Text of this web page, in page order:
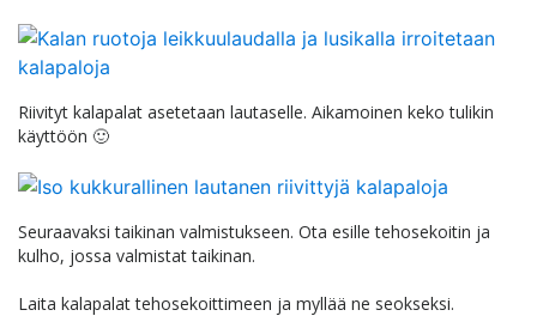
Riivityt kalapalat asetetaan lautaselle. Aikamoinen keko tulikin
käyttöön 🙂
Seuraavaksi taikinan valmistukseen. Ota esille tehosekoitin ja
kulho, jossa valmistat taikinan.
Laita kalapalat tehosekoittimeen ja myllää ne seokseksi.